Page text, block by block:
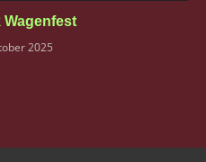
Wagenfest
2025